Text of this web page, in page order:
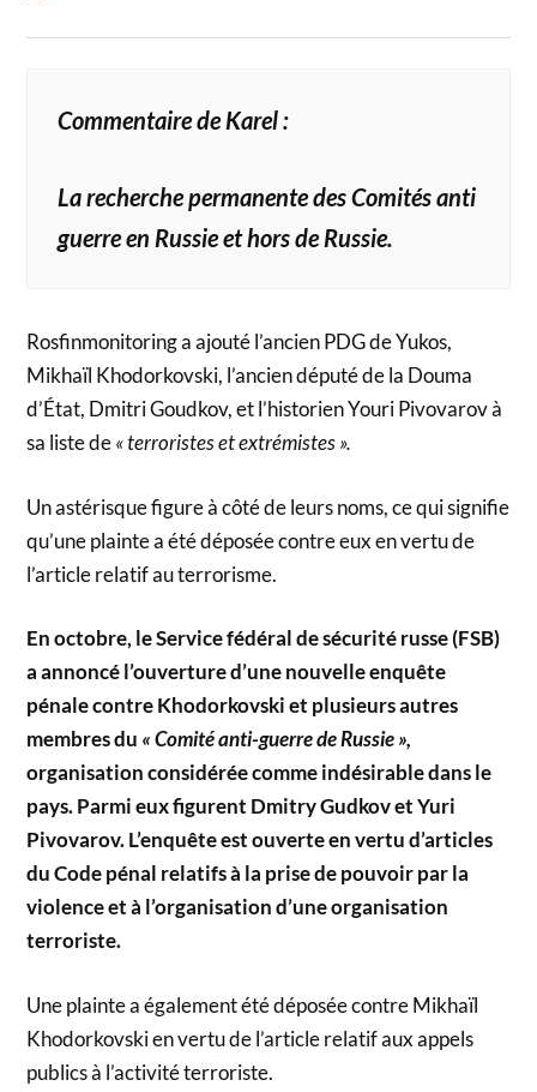
Commentaire de Karel :
La recherche permanente des Comités anti
guerre en Russie et hors de Russie.
Rosfinmonitoring a ajouté l’ancien PDG de Yukos,
Mikhaïl Khodorkovski, l’ancien député de la Douma
d’État, Dmitri Goudkov, et l’historien Youri Pivovarov à
sa liste de« terroristes et extrémistes ».
Un astérisque figure à côté de leurs noms, ce qui signifie
qu’une plainte a été déposée contre eux en vertu de
l’article relatif au terrorisme.
En octobre, le Service fédéral de sécurité russe (FSB)
a annoncé l’ouverture d’une nouvelle enquête
pénale contre Khodorkovski et plusieurs autres
membres du « Comité anti-guerre de Russie »,
organisation considérée comme indésirable dans le
pays. Parmi eux figurent Dmitry Gudkov et Yuri
Pivovarov. L’enquête est ouverte en vertu d’articles
du Code pénal relatifs à la prise de pouvoir par la
violence et à l’organisation d’une organisation
terroriste.
Une plainte a également été déposée contre Mikhaïl
Khodorkovski en vertu de l’article relatif aux appels
publics à l’activité terroriste.